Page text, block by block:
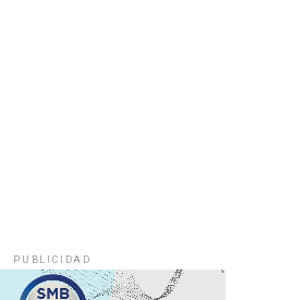
PUBLICIDAD